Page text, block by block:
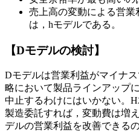
売上高の変動による営
は， hモデルである。
【Dモデルの検討】
Dモデルは営業利益がマイナ
略において製品ラインアップ
中止するわけにはいかない。
製造委託すれば，変動費は増
デルの営業利益を改善できる